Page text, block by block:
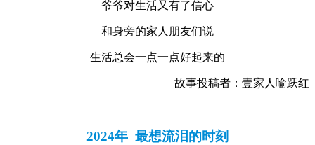
爷爷对生活又有了信心
和身旁的家人朋友们说
生活总会一点一点好起来的
故事投稿者：壹家人喻跃红
2024年 最想流泪的时刻